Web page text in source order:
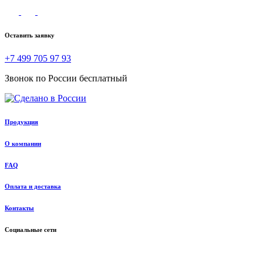
Оставить заявку
+7 499 705 97 93
Звонок по России бесплатный
Продукция
О компании
FAQ
Оплата и доставка
Контакты
Социальные сети